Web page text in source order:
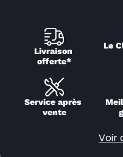
Livraison
offerte*
Le
Service après
vente
Voir